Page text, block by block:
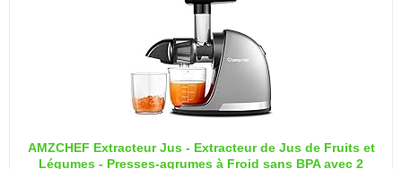
AMZCHEF Extracteur Jus - Extracteur de Jus de Fruits et
Légumes - Presses-agrumes à Froid sans BPA avec 2